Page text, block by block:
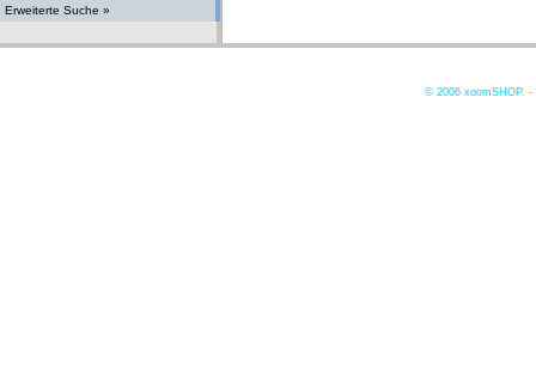
Erweiterte Suche »
© 2006 xoomSHOP. -